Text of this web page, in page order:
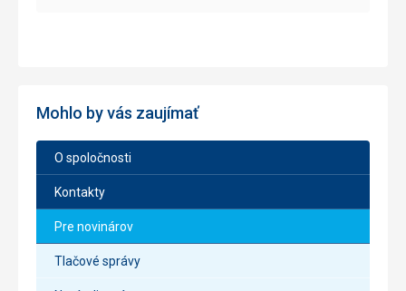
Mohlo by vás zaujímať
O spoločnosti
Kontakty
Pre novinárov
Tlačové správy